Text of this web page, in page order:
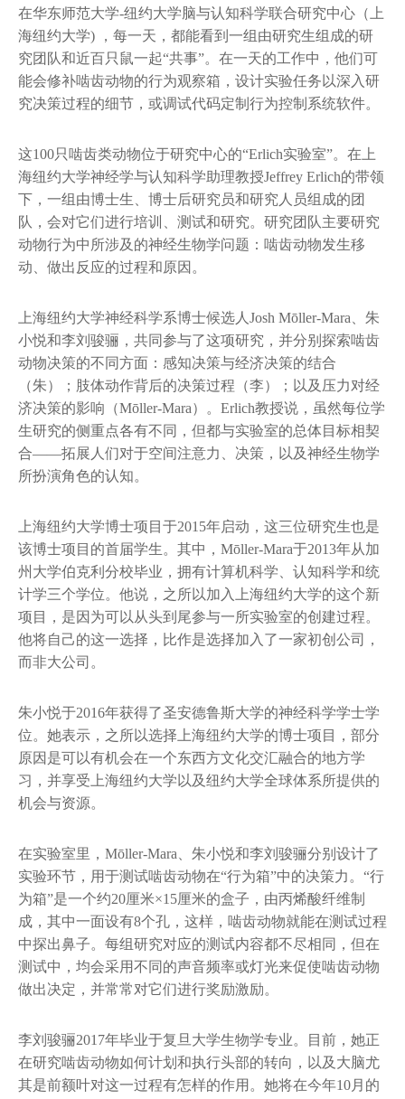
上海纽约大学汇刊
活动纵览
学生说
联系方式
支持我们
在华东师范大学-纽约大学脑与认知科学联合研究中心（上
海纽约大学) ，每一天，都能看到一组由研究生组成的研
究团队和近百只鼠一起“共事”。在一天的工作中，他们可
能会修补啮齿动物的行为观察箱，设计实验任务以深入研
究决策过程的细节，或调试代码定制行为控制系统软件。
这100只啮齿类动物位于研究中心的“Erlich实验室”。在上
海纽约大学神经学与认知科学助理教授Jeffrey Erlich的带领
下，一组由博士生、博士后研究员和研究人员组成的团
队，会对它们进行培训、测试和研究。研究团队主要研究
动物行为中所涉及的神经生物学问题：啮齿动物发生移
动、做出反应的过程和原因。
上海纽约大学神经科学系博士候选人Josh Mōller-Mara、朱
小悦和李刘骏骊，共同参与了这项研究，并分别探索啮齿
动物决策的不同方面：感知决策与经济决策的结合
（朱）；肢体动作背后的决策过程（李）；以及压力对经
济决策的影响（Mōller-Mara）。Erlich教授说，虽然每位学
生研究的侧重点各有不同，但都与实验室的总体目标相契
合——拓展人们对于空间注意力、决策，以及神经生物学
所扮演角色的认知。
上海纽约大学博士项目于2015年启动，这三位研究生也是
该博士项目的首届学生。其中，Mōller-Mara于2013年从加
州大学伯克利分校毕业，拥有计算机科学、认知科学和统
计学三个学位。他说，之所以加入上海纽约大学的这个新
项目，是因为可以从头到尾参与一所实验室的创建过程。
他将自己的这一选择，比作是选择加入了一家初创公司，
而非大公司。
朱小悦于2016年获得了圣安德鲁斯大学的神经科学学士学
位。她表示，之所以选择上海纽约大学的博士项目，部分
原因是可以有机会在一个东西方文化交汇融合的地方学
习，并享受上海纽约大学以及纽约大学全球体系所提供的
机会与资源。
在实验室里，Mōller-Mara、朱小悦和李刘骏骊分别设计了
实验环节，用于测试啮齿动物在“行为箱”中的决策力。“行
为箱”是一个约20厘米×15厘米的盒子，由丙烯酸纤维制
成，其中一面设有8个孔，这样，啮齿动物就能在测试过程
中探出鼻子。每组研究对应的测试内容都不尽相同，但在
测试中，均会采用不同的声音频率或灯光来促使啮齿动物
做出决定，并常常对它们进行奖励激励。
李刘骏骊2017年毕业于复旦大学生物学专业。目前，她正
在研究啮齿动物如何计划和执行头部的转向，以及大脑尤
其是前额叶对这一过程有怎样的作用。她将在今年10月的